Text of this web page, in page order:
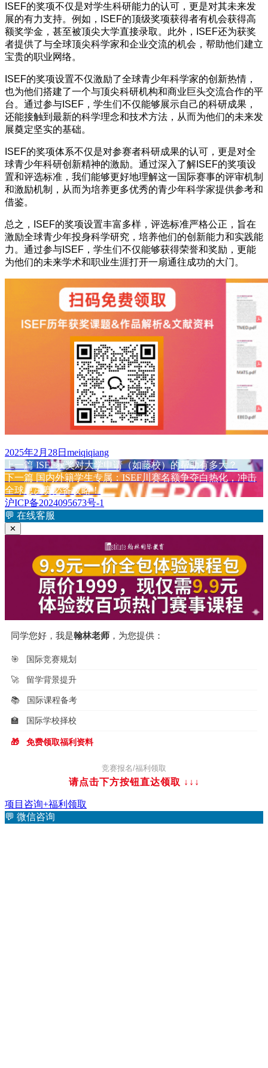
ISEF的奖项不仅是对学生科研能力的认可，更是对其未来发
展的有力支持。例如，ISEF的顶级奖项获得者有机会获得高
额奖学金，甚至被顶尖大学直接录取。此外，ISEF还为获奖
者提供了与全球顶尖科学家和企业交流的机会，帮助他们建立
宝贵的职业网络。
ISEF的奖项设置不仅激励了全球青少年科学家的创新热情，
也为他们搭建了一个与顶尖科研机构和商业巨头交流合作的平
台。通过参与ISEF，学生们不仅能够展示自己的科研成果，
还能接触到最新的科学理念和技术方法，从而为他们的未来发
展奠定坚实的基础。
ISEF的奖项体系不仅是对参赛者科研成果的认可，更是对全
球青少年科研创新精神的激励。通过深入了解ISEF的奖项设
置和评选标准，我们能够更好地理解这一国际赛事的评审机制
和激励机制，从而为培养更多优秀的青少年科学家提供参考和
借鉴。
总之，ISEF的奖项设置丰富多样，评选标准严格公正，旨在
激励全球青少年投身科学研究，培养他们的创新能力和实践能
力。通过参与ISEF，学生们不仅能够获得荣誉和奖励，更能
为他们的未来学术和职业生涯打开一扇通往成功的大门。
发
布
于
2025年2月28日 作
者
meiqiqiang
文
章
导
航
上一篇 上
篇
文
章：
ISEF获奖对大学申请（如藤校）的帮助有多大？
下一篇 下
篇
文
章：
国内外籍学生专属：ISEF川赛名额争夺白热化，冲击
全球总决赛必备攻略！
沪ICP备2024095673号-1
💬 在线客服
✕
同学您好，我是翰林老师 ，为您提供：
🎯 国际竞赛规划
🚀 留学背景提升
📚 国际课程备考
🏫 国际学校择校
🎁 免费领取福利资料
竞赛报名/福利领取
请点击下方按钮直达领取 ↓↓↓
项目咨询+福利领取
💬 微信咨询